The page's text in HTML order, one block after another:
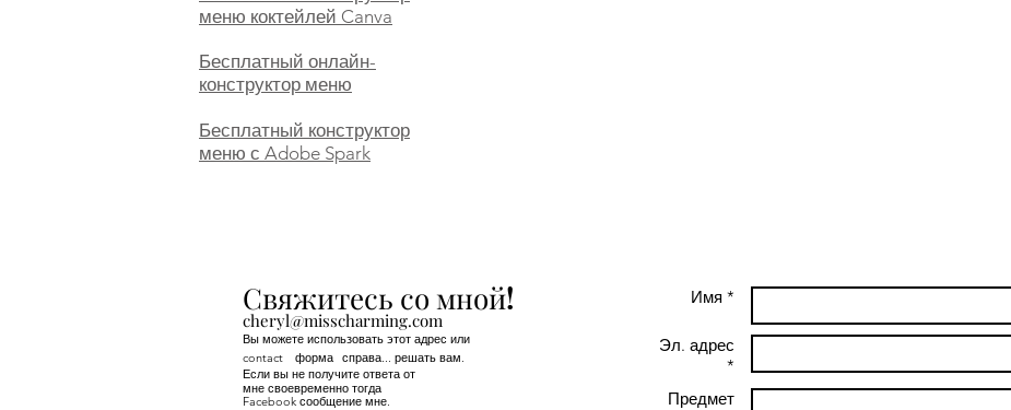
меню коктейлей Canva
Бесплатный онлайн-
конструктор меню
Бесплатный конструктор
меню с Adobe Spark
Свяжитесь со мной!
cheryl@misscharming.com
Вы можете использовать этот адрес или
contact
форма справа... решать вам.
Если вы не получите ответа от
мне своевременно тогда
Facebook сообщение мне.
Имя *
Эл. адрес
*
Предмет